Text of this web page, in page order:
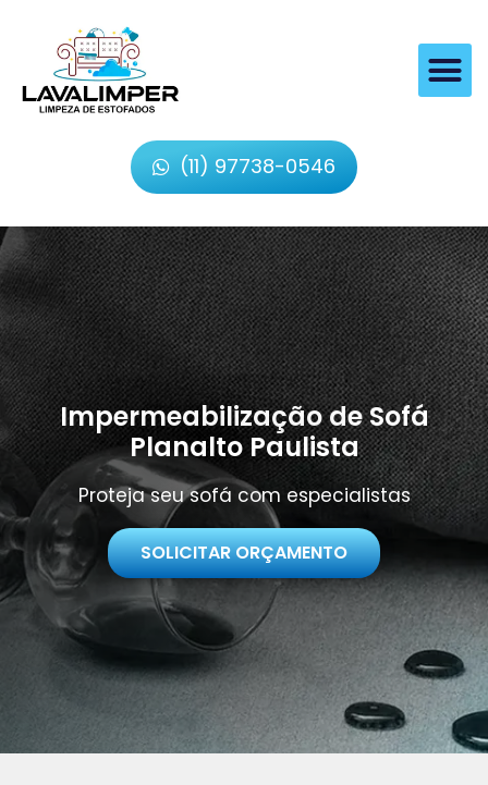
(11) 97738-0546
Impermeabilização de Sofá
Planalto Paulista
Proteja seu sofá com especialistas
SOLICITAR ORÇAMENTO